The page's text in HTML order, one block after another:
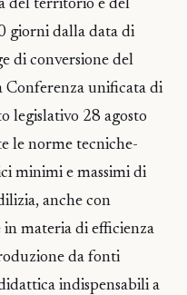
del territorio e del
giorni dalla data di
di conversione del
Conferenza unificata di
legislativo 28 agosto
le norme tecniche-
minimi e massimi di
anche con
materia di efficienza
da fonti
indispensabili a